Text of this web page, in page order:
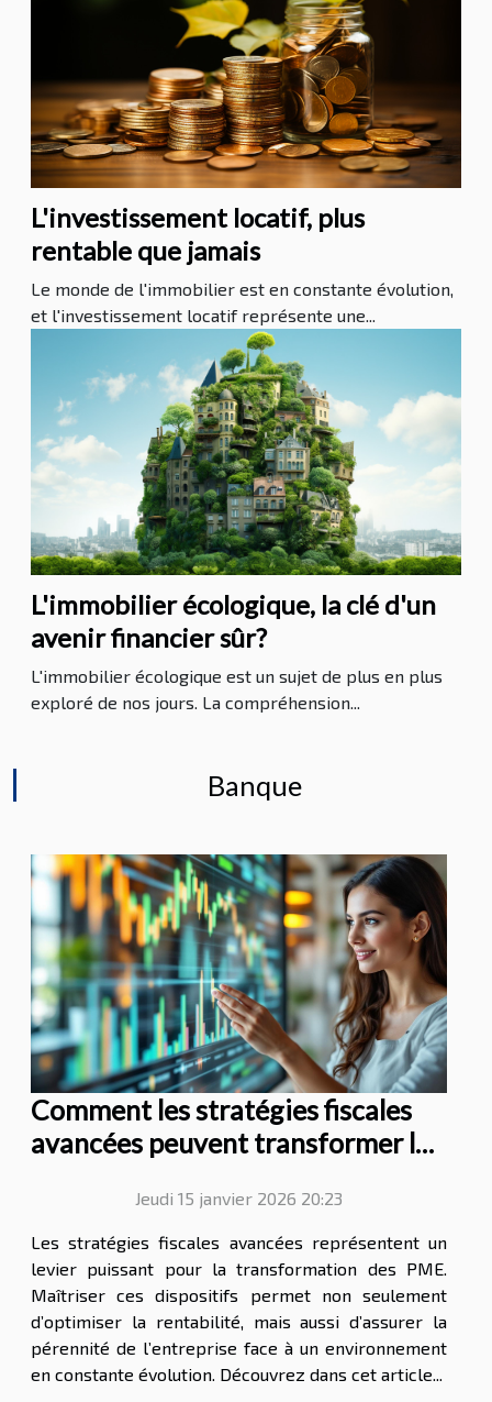
L'investissement locatif, plus
rentable que jamais
Le monde de l'immobilier est en constante évolution,
et l'investissement locatif représente une...
L'immobilier écologique, la clé d'un
avenir financier sûr?
L'immobilier écologique est un sujet de plus en plus
exploré de nos jours. La compréhension...
Banque
Comment les stratégies fiscales
avancées peuvent transformer les
Jeudi 15 janvier 2026 20:23
Les stratégies fiscales avancées représentent un
levier puissant pour la transformation des PME.
Maîtriser ces dispositifs permet non seulement
d’optimiser la rentabilité, mais aussi d’assurer la
pérennité de l’entreprise face à un environnement
en constante évolution. Découvrez dans cet article...